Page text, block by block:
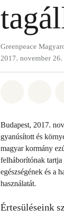
Greenpeace
2017. november 26.
Budapest, 2017.
gyanúsított és
magyar kormány
felháborítónak
egészségének és a
használatát.
Értesüléseink